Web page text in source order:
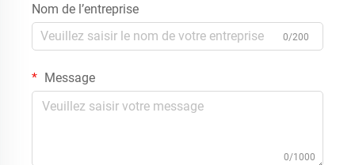
Nom de l’entreprise
0/200
Message
0/1000